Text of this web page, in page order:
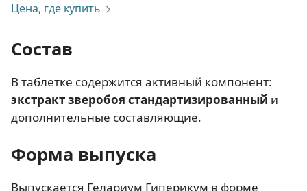
Цена, где купить
Состав
В таблетке содержится активный компонент:
экстракт зверобоя стандартизированный и
дополнительные составляющие.
Форма выпуска
Выпускается Гелариум Гиперикум в форме